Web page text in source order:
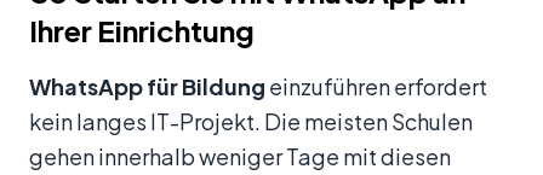
Ihrer Einrichtung
WhatsApp für Bildung einzuführen erfordert
kein langes IT-Projekt. Die meisten Schulen
gehen innerhalb weniger Tage mit diesen